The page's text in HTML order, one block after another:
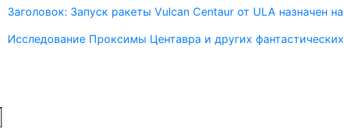
Заголовок: Запуск ракеты Vulcan Centaur от ULA назначен на
Исследование Проксимы Центавра и других фантастических